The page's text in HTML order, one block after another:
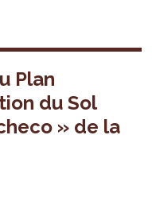
Plan
du Sol
» de la